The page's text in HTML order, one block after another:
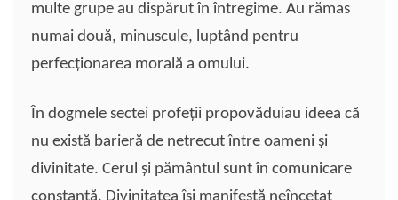
multe grupe au dispărut în întregime. Au rămas
numai două, minuscule, luptând pentru
perfecţionarea morală a omului.
În dogmele sectei profeţii propovăduiau ideea că
nu există barieră de netrecut între oameni şi
divinitate. Cerul şi pământul sunt în comunicare